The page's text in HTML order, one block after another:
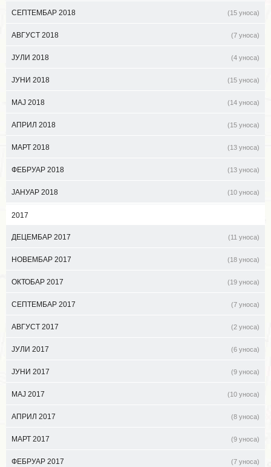
СЕПТЕМБАР 2018 (15 уноса)
АВГУСТ 2018 (7 уноса)
ЈУЛИ 2018 (4 уноса)
ЈУНИ 2018 (15 уноса)
МАЈ 2018 (14 уноса)
АПРИЛ 2018 (15 уноса)
МАРТ 2018 (13 уноса)
ФЕБРУАР 2018 (13 уноса)
ЈАНУАР 2018 (10 уноса)
2017
ДЕЦЕМБАР 2017 (11 уноса)
НОВЕМБАР 2017 (18 уноса)
ОКТОБАР 2017 (19 уноса)
СЕПТЕМБАР 2017 (7 уноса)
АВГУСТ 2017 (2 уноса)
ЈУЛИ 2017 (6 уноса)
ЈУНИ 2017 (9 уноса)
МАЈ 2017 (10 уноса)
АПРИЛ 2017 (8 уноса)
МАРТ 2017 (9 уноса)
ФЕБРУАР 2017 (7 уноса)